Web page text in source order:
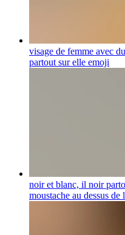
visage de femme avec
partout sur elle emoji
noir et blanc, il noir
moustache au dessus